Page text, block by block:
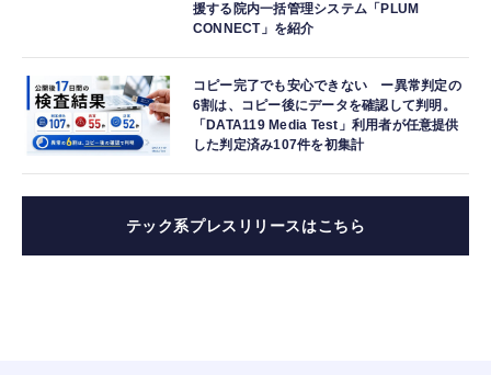
援する院内一括管理システム「PLUM
CONNECT」を紹介
コピー完了でも安心できない ー異常判定の
6割は、コピー後にデータを確認して判明。
「DATA119 Media Test」利用者が任意提供
した判定済み107件を初集計
テック系プレスリリースはこちら